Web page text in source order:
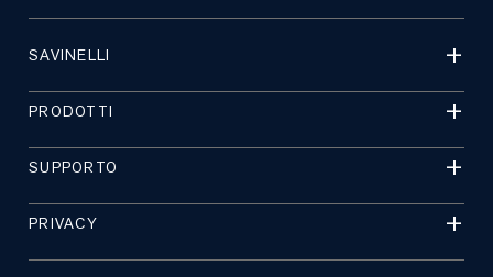
SAVINELLI
PRODOTTI
SUPPORTO
PRIVACY